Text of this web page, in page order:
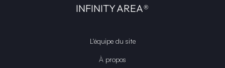
INFINITY AREA®
L'équipe du site
À propos